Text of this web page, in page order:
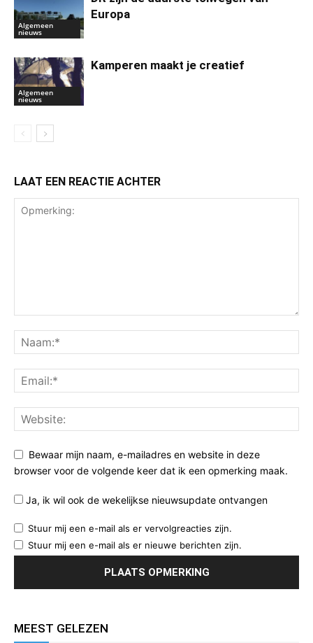
Algemeen
nieuws
Europa
Algemeen
nieuws
Kamperen maakt je creatief
LAAT EEN REACTIE ACHTER
Bewaar mijn naam, e-mailadres en website in deze
browser voor de volgende keer dat ik een opmerking maak.
Ja, ik wil ook de wekelijkse nieuwsupdate ontvangen
Stuur mij een e-mail als er vervolgreacties zijn.
Stuur mij een e-mail als er nieuwe berichten zijn.
MEEST GELEZEN